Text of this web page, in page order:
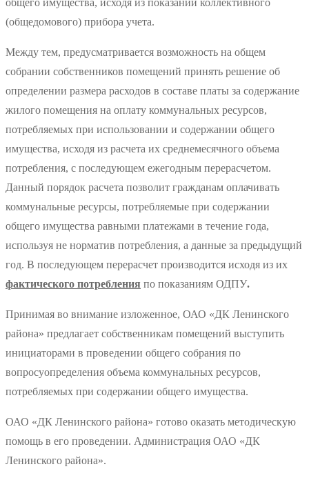
(общедомового) прибора учета.
Между тем, предусматривается возможность на общем
собрании собственников помещений принять решение об
определении размера расходов в составе платы за содержание
жилого помещения на оплату коммунальных ресурсов,
потребляемых при использовании и содержании общего
имущества, исходя из расчета их среднемесячного объема
потребления, с последующем ежегодным перерасчетом.
Данный порядок расчета позволит гражданам оплачивать
коммунальные ресурсы, потребляемые при содержании
общего имущества равными платежами в течение года,
используя не норматив потребления, а данные за предыдущий
год. В последующем перерасчет производится исходя из их
фактического потребления по показаниям ОДПУ.
Принимая во внимание изложенное, ОАО «ДК Ленинского
района» предлагает собственникам помещений выступить
инициаторами в проведении общего собрания по
вопросуопределения объема коммунальных ресурсов,
потребляемых при содержании общего имущества.
ОАО «ДК Ленинского района» готово оказать методическую
помощь в его проведении. Администрация ОАО «ДК
Ленинского района».